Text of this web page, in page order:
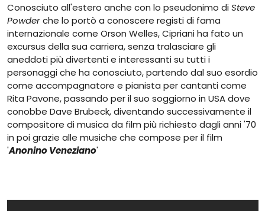
Conosciuto all'estero anche con lo pseudonimo diSteve
Powderche lo portò a conoscere registi di fama
internazionale come Orson Welles, Cipriani ha fato un
excursus della sua carriera, senza tralasciare gli
aneddoti più divertenti e interessanti su tutti i
personaggi che ha conosciuto, partendo dal suo esordio
come accompagnatore e pianista per cantanti come
Rita Pavone, passando per il suo soggiorno in USA dove
conobbe Dave Brubeck, diventando successivamente il
compositore di musica da film più richiesto dagli anni '70
in poi grazie alle musiche che compose per il film
'Anonino Veneziano'